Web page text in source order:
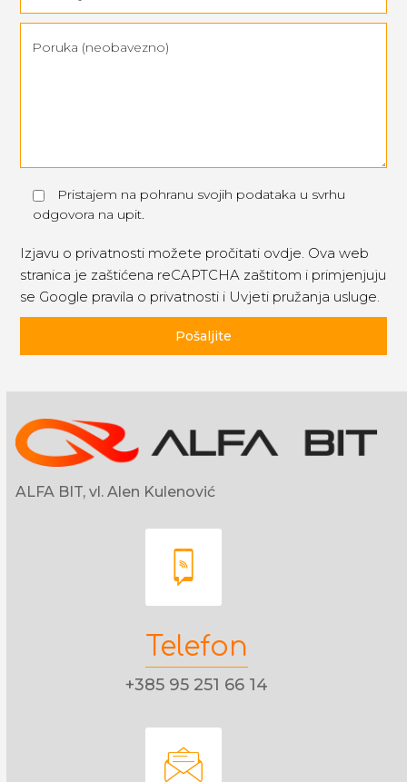
Pristajem na pohranu svojih podataka u svrhu
odgovora na upit.
Izjavu o privatnosti možete pročitati ovdje. Ova web
stranica je zaštićena reCAPTCHA zaštitom i primjenjuju
se Google pravila o privatnosti i Uvjeti pružanja usluge.
Pošaljite
ALFA BIT, vl. Alen Kulenović
Telefon
+385 95 251 66 14